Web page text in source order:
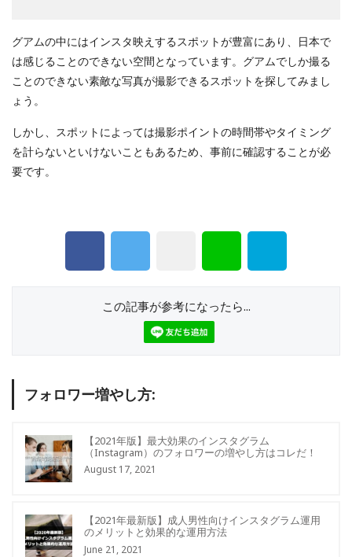
グアムの中にはインスタ映えするスポットが豊富にあり、日本で
は感じることのできない空間となっています。グアムでしか撮る
ことのできない素敵な写真が撮影できるスポットを探してみまし
ょう。
しかし、スポットによっては撮影ポイントの時間帯やタイミング
を計らないといけないこともあるため、事前に確認することが必
要です。
この記事が参考になったら...
フォロワー増やし方:
【2021年版】最大効果のインスタグラム
（Instagram）のフォロワーの増やし方はコレだ！
August 17, 2021
【2021年最新版】成人男性向けインスタグラム運用
のメリットと効果的な運用方法
June 21, 2021